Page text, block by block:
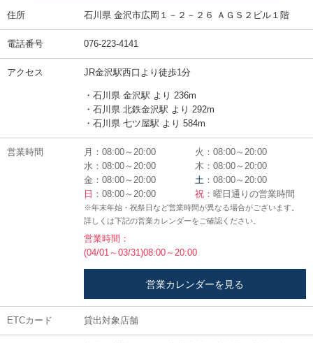
住所 石川県 金沢市広岡１－２－２６ ＡＧＳ２ビル１階
電話番号 076-223-4141
アクセス JR金沢駅西口より徒歩1分
・石川県 金沢駅 より 236m
・石川県 北鉄金沢駅 より 292m
・石川県 七ツ屋駅 より 584m
営業時間 月：08:00～20:00
火：08:00～20:00
水：08:00～20:00
木：08:00～20:00
金：08:00～20:00
土 ：08:00～20:00
日 ：08:00～20:00 祝 ：曜日通りの営業時間
※年末年始・祝祭日など営業時間が異なる場合がございます。
詳しくは下記の営業カレンダーをご確認ください。
営業時間：
(04/01～03/31)08:00～20:00
営業カレンダーを見る
ETCカード 貸出対象店舗